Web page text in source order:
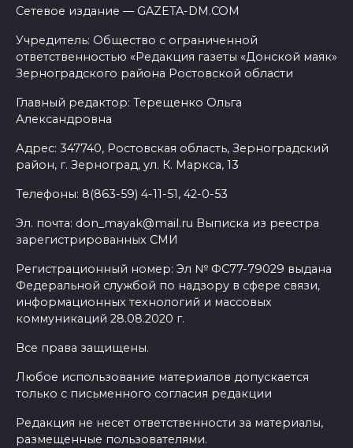
Сетевое издание — GAZETA-DM.COM
Учредитель: Общество с ограниченной
ответственностью «Редакция газеты «Донской маяк»
Зерноградского района Ростовской области
Главный редактор: Терещенко Ольга
Александровна
Адрес: 347740, Ростовская область, Зерноградский
район, г. Зерноград, ул. К. Маркса, 13
Телефоны: 8(863-59) 4-11-51, 42-0-53
Эл. почта: don_mayak@mail.ru Выписка из реестра
зарегистрированных СМИ
Регистрационный номер: Эл № ФС77-79029 выдана
Федеральной службой по надзору в сфере связи,
информационных технологий и массовых
коммуникаций 28.08.2020 г.
Все права защищены.
Любое использование материалов допускается
только с письменного согласия редакции
Редакция не несет ответственности за материалы,
размещенные пользователями.